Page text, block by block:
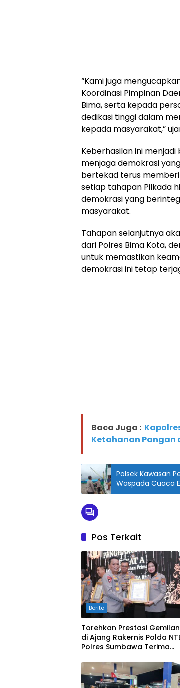
“Kami juga
Koordinasi Pimpinan
Bima, serta kepada
dedikasi tinggi dalam
kepada masyarakat,”
Keberhasilan ini
menjaga demokrasi
bertekad terus
setiap tahapan Pilkada
demokrasi yang
masyarakat.
Tahapan selanjutnya
dari Polres Bima Kota,
untuk memastikan
demokrasi ini tetap
Baca Juga :
Ketahanan Pangan
Polsek Kawasan
Waspada Cuaca
Pos Terkait
Berita
Torehkan Prestasi
di Ajang Rakernis Polda
Polres Sumbawa Terima
Prima Kapolri